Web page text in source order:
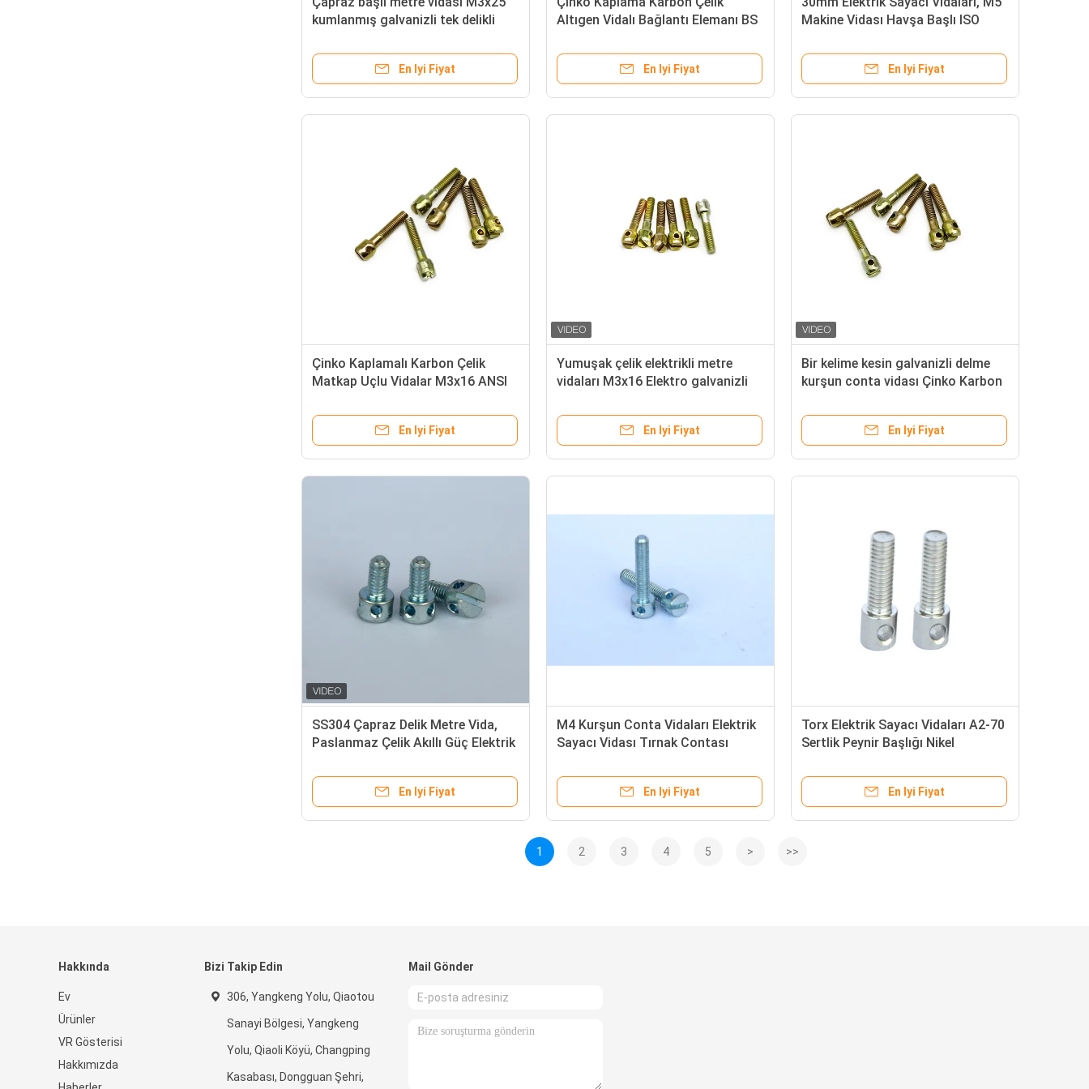
kumlanmış galvanizli tek delikli
En Iyi Fiyat
Altıgen Vidalı Bağlantı Elemanı BS
En Iyi Fiyat
Makine Vidası Havşa Başlı ISO
En Iyi Fiyat
Çinko Kaplamalı Karbon Çelik
Matkap Uçlu Vidalar M3x16 ANSI
En Iyi Fiyat
Yumuşak çelik elektrikli metre
vidaları M3x16 Elektro galvanizli
ile
En Iyi Fiyat
Bir kelime kesin galvanizli delme
kurşun conta vidası Çinko Karbon
Delik ISO Onaylı
En Iyi Fiyat
SS304 Çapraz Delik Metre Vida,
Paslanmaz Çelik Akıllı Güç Elektrik
Vidası
En Iyi Fiyat
M4 Kurşun Conta Vidaları Elektrik
Sayacı Vidası Tırnak Contası
Çelik Cıvata 8mm-50mm Uzunluk -
(M4x45mm)
En Iyi Fiyat
Torx Elektrik Sayacı Vidaları A2-70
Sertlik Peynir Başlığı Nikel
En Iyi Fiyat
1 2 3 4 5 > >>
Hakkında
Ev
Ürünler
VR Gösterisi
Hakkımızda
Bizi Takip Edin
306, Yangkeng Yolu, Qiaotou
Sanayi Bölgesi, Yangkeng
Yolu, Qiaoli Köyü, Changping
Kasabası, Dongguan Şehri,
Mail Gönder